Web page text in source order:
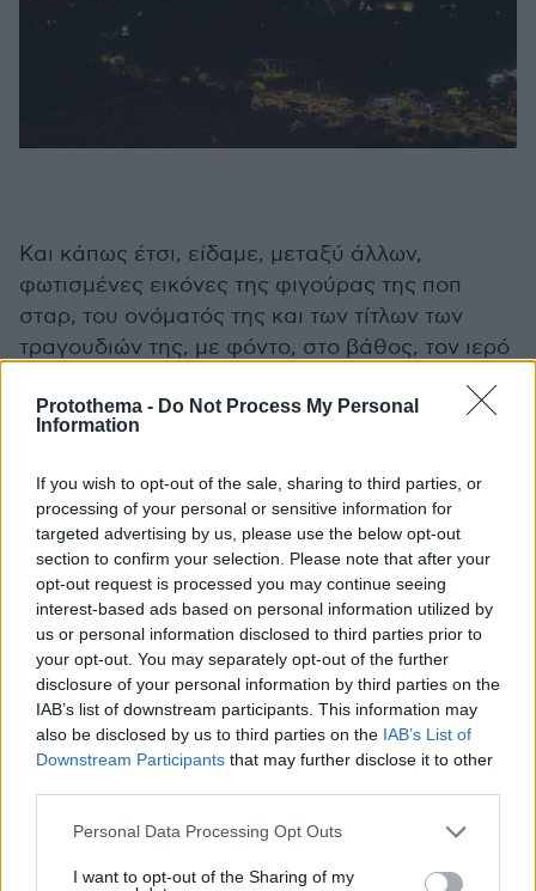
Protothema - Do Not Process My Personal
Information
If you wish to opt-out of the sale, sharing to third parties, or
processing of your personal or sensitive information for
targeted advertising by us, please use the below opt-out
section to confirm your selection. Please note that after your
opt-out request is processed you may continue seeing
interest-based ads based on personal information utilized by
us or personal information disclosed to third parties prior to
your opt-out. You may separately opt-out of the further
disclosure of your personal information by third parties on the
IAB’s list of downstream participants. This information may
also be disclosed by us to third parties on the IAB’s List of
Downstream Participants that may further disclose it to other
Please note that this website/app uses one or more Google
not limited to your visit or usage behaviour. You may click to
Personal Data Processing Opt Outs
I want to opt-out of the Sharing of my
Και κάπως έτσι, είδαμε, μεταξύ άλλων,
φωτισμένες εικόνες της φιγούρας της ποπ
σταρ, του ονόματός της και των τίτλων των
τραγουδιών της, με φόντο, στο βάθος, τον ιερό
Μόνον που σε αυτή την περίπτωση η εταιρεία